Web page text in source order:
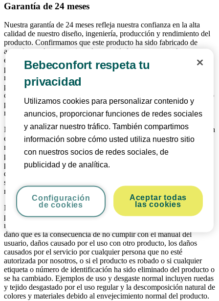
Garantía de 24 meses
Nuestra garantía de 24 meses refleja nuestra confianza en la alta
calidad de nuestro diseño, ingeniería, producción y rendimiento del
producto. Confirmamos que este producto ha sido fabricado de
acuerdo con las normativas de seguridad europeas actuales y
estándares de calidad que son aplicables a este producto, y que este
producto está libre de defectos en materiales y mano de obra en el
momento de la compra. En las condiciones mencionadas en el
presente documento, esta garantía podrá ser reclamada por los
consumidores en los países en los que este producto ha sido vendido
por una filial del Grupo Dorel o por un distribuidor autorizado o
minorista (1).
Nuestra garantía de 24 meses cubre todos los defectos de fabricación
en materiales y mano de obra cuando se utiliza en condiciones
normales y de acuerdo con nuestro manual de usuario para un
período de 24 meses desde la fecha de la compra original por el
primer cliente del usuario final. Para solicitar reparaciones o piezas
de repuesto bajo garantía por defectos en materiales y mano de obra
se debe presentar el comprobante de compra, hecha dentro de los 24
meses anteriores a la solicitud de servicio.
Nuestra garantía de 24 meses no se aplica a los defectos causados ​​
por el desgaste normal, daños causados ​​por accidentes, uso abusivo,
negligencia, incendio, el contacto del líquido u otra causa externa,
daño que es la consecuencia de no cumplir con el manual del
usuario, daños causado por el uso con otro producto, los daños
causados ​​por el servicio por cualquier persona que no esté
autorizada por nosotros, o si el producto es robado o si cualquier
etiqueta o número de identificación ha sido eliminado del producto o
se ha cambiado. Ejemplos de uso y desgaste normal incluyen ruedas
y tejido desgastado por el uso regular y la descomposición natural de
colores y materiales debido al envejecimiento normal del producto.
Bebeconfort respeta tu
privacidad
Utilizamos cookies para personalizar contenido y
anuncios, proporcionar funciones de redes sociales
y analizar nuestro tráfico. También compartimos
información sobre cómo usted utiliza nuestro sitio
con nuestros socios de redes sociales, de
publicidad y de analítica.
Aceptar todas
las cookies
Configuración
de cookies